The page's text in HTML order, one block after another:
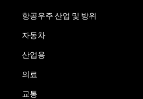
항공우주 산업 및 방위
자동차
산업용
의료
교통